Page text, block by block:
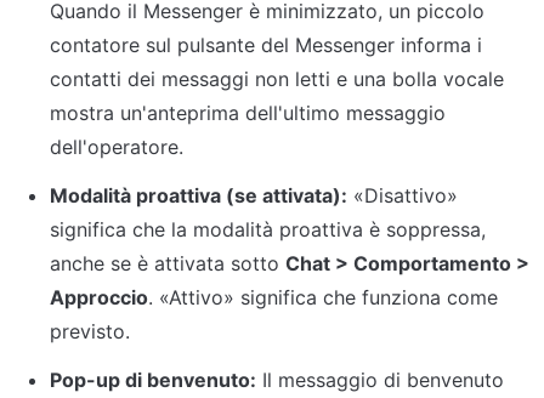
Quando il Messenger è minimizzato, un piccolo
contatore sul pulsante del Messenger informa i
contatti dei messaggi non letti e una bolla vocale
mostra un'anteprima dell'ultimo messaggio
dell'operatore.
Modalità proattiva (se attivata): «Disattivo»
significa che la modalità proattiva è soppressa,
anche se è attivata sotto Chat > Comportamento >
Approccio. «Attivo» significa che funziona come
previsto.
Pop-up di benvenuto: Il messaggio di benvenuto